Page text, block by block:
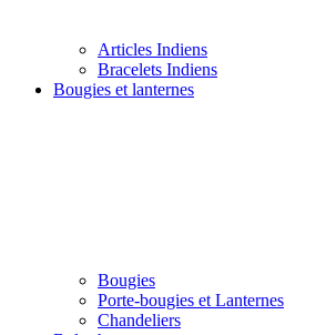
Articles Indiens
Bracelets Indiens
Bougies et lanternes
Bougies
Porte-bougies et Lanternes
Chandeliers